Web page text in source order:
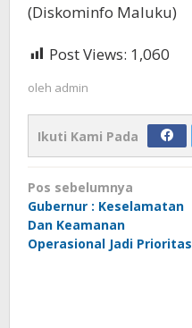
(Diskominfo Maluku)
Post Views: 1,060
oleh admin
Ikuti Kami Pada
Navigasi
pos
Pos sebelumnya
Gubernur : Keselamatan
Dan Keamanan
Operasional Jadi Prioritas